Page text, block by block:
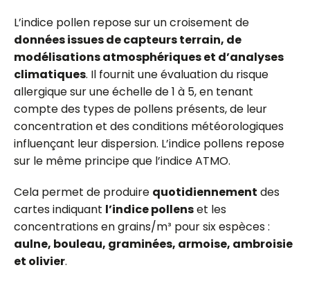
L’indice pollen repose sur un croisement de
données issues de capteurs terrain, de
modélisations atmosphériques et d’analyses
climatiques. Il fournit une évaluation du risque
allergique sur une échelle de 1 à 5, en tenant
compte des types de pollens présents, de leur
concentration et des conditions météorologiques
influençant leur dispersion. L’indice pollens repose
sur le même principe que l’indice ATMO.
Cela permet de produire quotidiennement des
cartes indiquant l’indice pollenset les
concentrations en grains/m³ pour six espèces :
aulne, bouleau, graminées, armoise, ambroisie
et olivier.